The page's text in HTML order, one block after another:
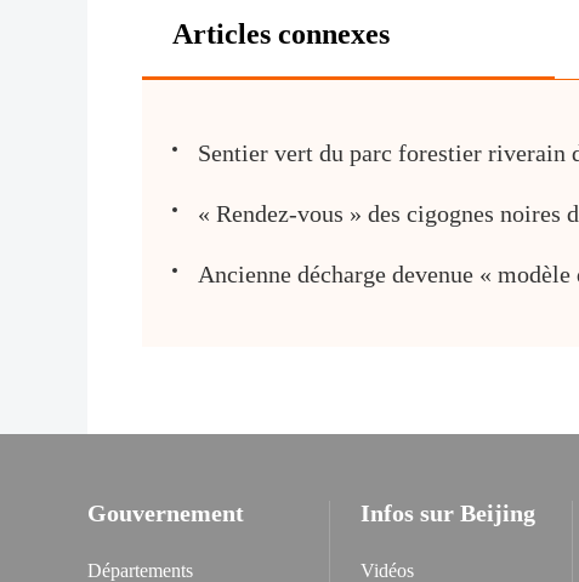
Articles connexes
Sentier vert du parc forestier riverain
« Rendez-vous » des cigognes
Ancienne décharge devenue «
Gouvernement
Départements
Infos sur Beijing
Vidéos